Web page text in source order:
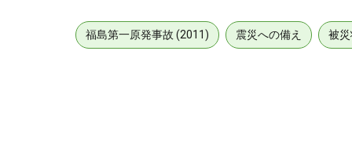
福島第一原発事故 (2011) 震災への備え 被災